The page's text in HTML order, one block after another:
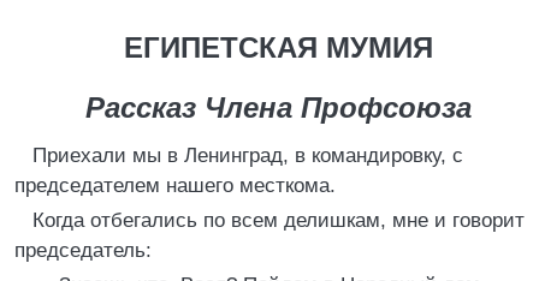
ЕГИПЕТСКАЯ МУМИЯ
Рассказ Члена Профсоюза
Приехали мы в Ленинград, в командировку, с
председателем нашего месткома.
Когда отбегались по всем делишкам, мне и говорит
председатель: